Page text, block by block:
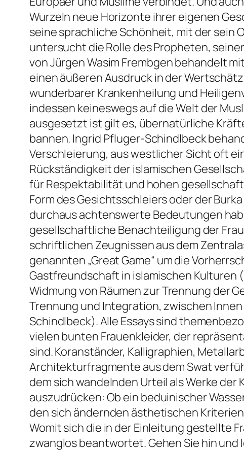
Wurzeln neue Horizonte ihrer eigenen
seine sprachliche Schönheit, mit der
untersucht die Rolle des Propheten,
von Jürgen Wasim Frembgen behandelt
einen äußeren Ausdruck in der
wunderbarer Krankenheilung und
indessen keineswegs auf die Welt der
ausgesetzt ist gilt es, übernatürliche
bannen. Ingrid Pfluger-Schindlbeck
Verschleierung, aus westlicher Sicht oft
Rückständigkeit der islamischen
für Respektabilität und hohen
Form des Gesichtsschleiers oder der
durchaus achtenswerte Bedeutungen
gesellschaftliche Benachteiligung der
schriftlichen Zeugnissen aus dem
genannten „Great Game“ um die
Gastfreundschaft in islamischen Kulturen
Widmung von Räumen zur Trennung der
Trennung und Integration, zwischen
Schindlbeck). Alle Essays sind
vielen bunten Frauenkleider, der
sind. Koranständer, Kalligraphien,
Architekturfragmente aus dem Swat
dem sich wandelnden Urteil als Werke
auszudrücken: Ob ein beduinischer
den sich ändernden ästhetischen
Womit sich die in der Einleitung gestellte
zwanglos beantwortet. Gehen Sie hin und